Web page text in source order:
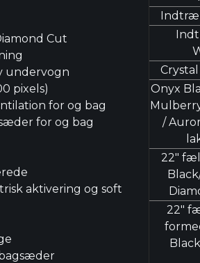
Cut
undervogn
pixels)
for og bag
for og bag
aktivering og soft
Onyx
/
22"
22"